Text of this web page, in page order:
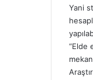
Yani
“Elde